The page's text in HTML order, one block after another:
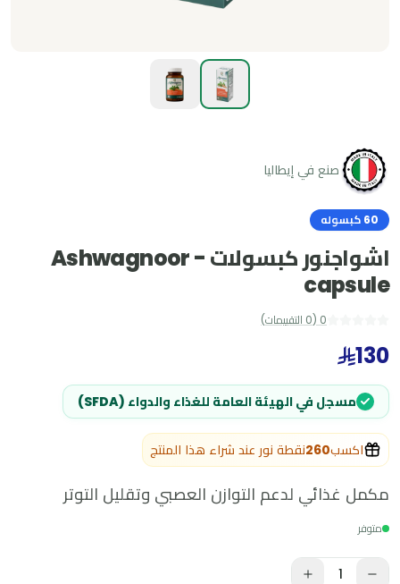
صنع في إيطاليا
60 كبسوله
اشواجنور كبسولات - Ashwagnoor
capsule
0
(
0 التقييمات)
130
مسجل في الهيئة العامة للغذاء والدواء (SFDA)
اكسب260نقطة نور عند شراء هذا المنتج
مكمل غذائي لدعم التوازن العصبي وتقليل التوتر
متوفر
1